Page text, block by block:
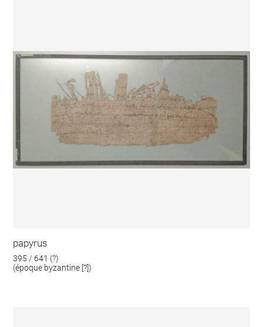
papyrus
395 / 641 (?)
(époque byzantine [?])